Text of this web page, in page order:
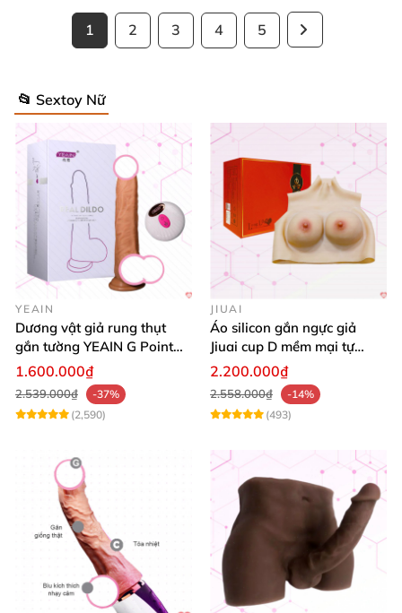
1 2 3 4 5
📂 Sextoy Nữ
YEAIN
Dương vật giả rung thụt
gắn tường YEAIN G Point
tỏa nhiệt điều khiển từ xa
1.600.000₫
2.539.000₫
-37%
(2,590)
JIUAI
Áo silicon gắn ngực giả
Jiuai cup D mềm mại tự
nhiên đẹp
2.200.000₫
2.558.000₫
-14%
(493)